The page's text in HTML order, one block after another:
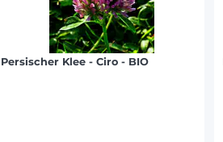
Persischer Klee - Ciro - BIO